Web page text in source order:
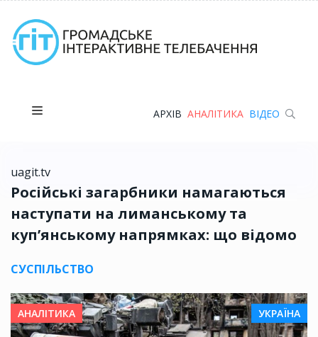
АРХІВ АНАЛІТИКА ВІДЕО
uagit.tv
Російські загарбники намагаються
наступати на лиманському та
куп’янському напрямках: що відомо
СУСПІЛЬСТВО
АНАЛІТИКА УКРАЇНА